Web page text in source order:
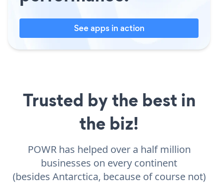
See apps in action
Trusted by the best in
the biz!
POWR has helped over a half million
businesses on every continent
(besides Antarctica, because of course not)